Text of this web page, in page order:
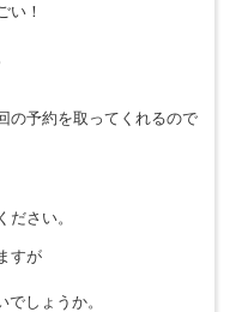
い！
の予約を取ってくれるので
さい。
すが
でしょうか。